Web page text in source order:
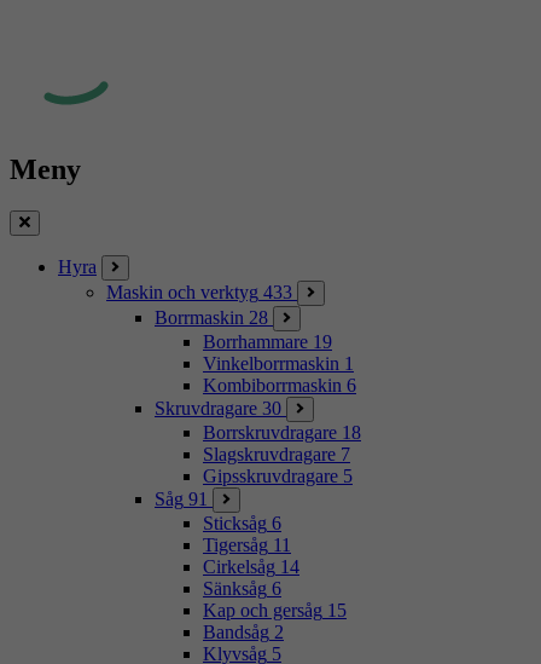
Meny
Stäng
Hyra
Maskin och verktyg 433
Borrmaskin 28
Borrhammare 19
Vinkelborrmaskin 1
Kombiborrmaskin 6
Skruvdragare 30
Borrskruvdragare 18
Slagskruvdragare 7
Gipsskruvdragare 5
Såg 91
Sticksåg 6
Tigersåg 11
Cirkelsåg 14
Sänksåg 6
Kap och gersåg 15
Bandsåg 2
Klyvsåg 5